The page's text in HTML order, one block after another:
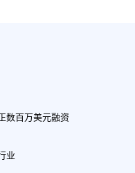
数百万美元融资
业